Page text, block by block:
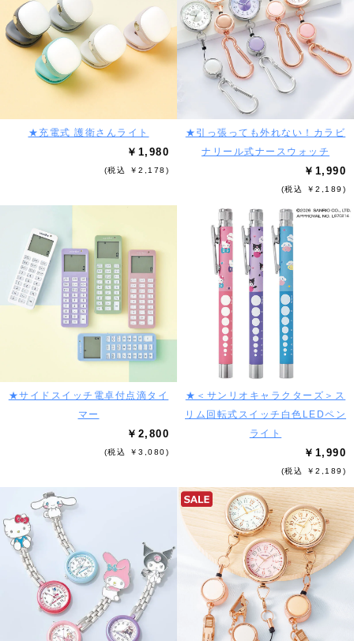
★充電式 護衛さんライト
￥1,980
(税込 ￥2,178)
★引っ張っても外れない！カラビ
ナリール式ナースウォッチ
￥1,990
(税込 ￥2,189)
★サイドスイッチ電卓付点滴タイ
マー
￥2,800
(税込 ￥3,080)
★＜サンリオキャラクターズ＞ス
リム回転式スイッチ白色LEDペン
ライト
￥1,990
(税込 ￥2,189)